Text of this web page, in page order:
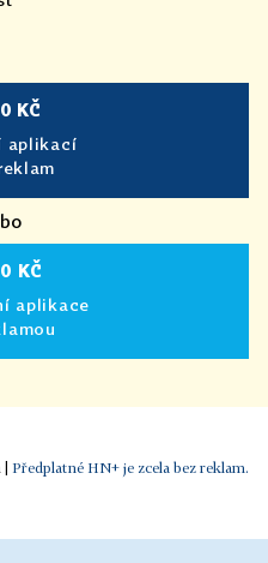
KČ
aplikací
KČ
aplikace
Předplatné HN+ je zcela bez reklam.